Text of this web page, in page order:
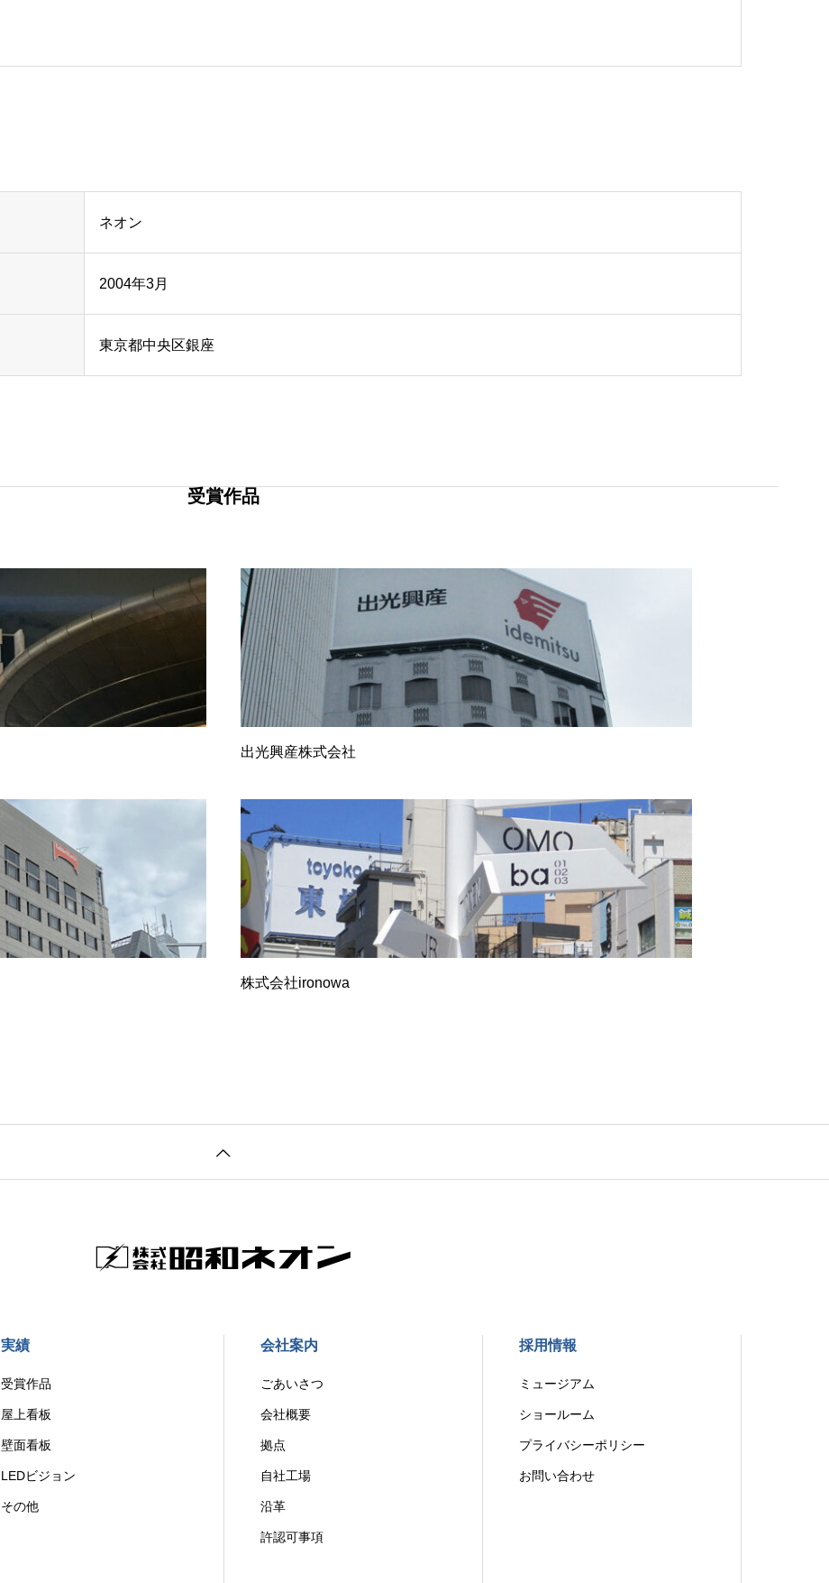
ネオン
2004年3月
東京都中央区銀座
受賞作品
出光興産株式会社
株式会社ironowa
実績
受賞作品
屋上看板
壁面看板
LEDビジョン
その他
会社案内
ごあいさつ
会社概要
拠点
自社工場
沿革
許認可事項
採用情報
ミュージアム
ショールーム
プライバシーポリシー
お問い合わせ